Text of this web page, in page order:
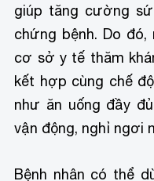
giúp tăng cường
chứng bệnh. Do
cơ sở y tế thăm
kết hợp cùng chế
như ăn uống đầy
vận động, nghỉ ngơi
Bệnh nhân có thể